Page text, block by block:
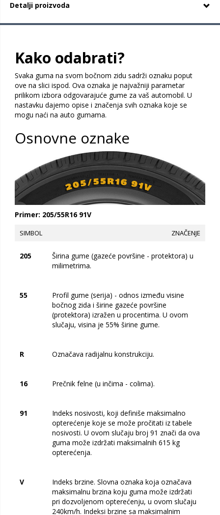
Detalji proizvoda
Kako odabrati?
Svaka guma na svom bočnom zidu sadrži oznaku poput
ove na slici ispod. Ova oznaka je najvažniji parametar
prilikom izbora odgovarajuće gume za vaš automobil. U
nastavku dajemo opise i značenja svih oznaka koje se
mogu naći na auto gumama.
Osnovne oznake
Primer: 205/55R16 91V
SIMBOL ZNAČENJE
205
Širina gume (gazeće površine - protektora) u
milimetrima.
55
Profil gume (serija) - odnos između visine
bočnog zida i širine gazeće površine
(protektora) izražen u procentima. U ovom
slučaju, visina je 55% širine gume.
R Označava radijalnu konstrukciju.
16 Prečnik felne (u inčima - colima).
91
Indeks nosivosti, koji definiše maksimalno
opterećenje koje se može pročitati iz tabele
nosivosti. U ovom slučaju broj 91 znači da ova
guma može izdržati maksimalnih 615 kg
opterećenja.
V
Indeks brzine. Slovna oznaka koja označava
maksimalnu brzina koju guma može izdržati
pri dozvoljenom opterećenju, u ovom slučaju
240km/h. Indeksi brzine sa maksimalnim